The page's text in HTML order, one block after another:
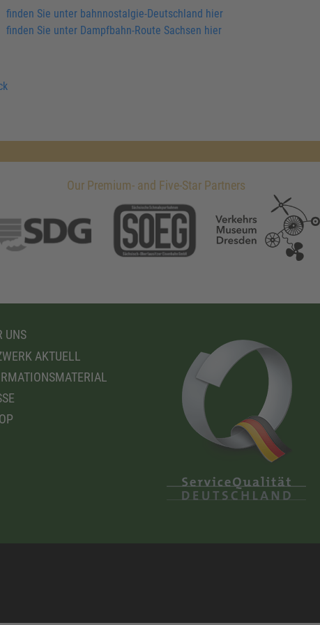
finden Sie unter bahnnostalgie-Deutschland hier
finden Sie unter Dampfbahn-Route Sachsen hier
Our Premium- and Five-Star Partners
UNS
AKTUELL